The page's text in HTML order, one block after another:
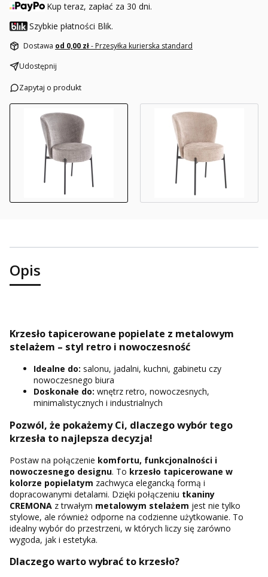
Kup teraz, zapłać za 30 dni.
Szybkie płatności Blik.
Dostawa od 0,00 zł- Przesyłka kurierska standard
Udostępnij
Zapytaj o produkt
Opis
Krzesło tapicerowane popielate z metalowym
stelażem – styl retro i nowoczesność
Idealne do: salonu, jadalni, kuchni, gabinetu czy
nowoczesnego biura
Doskonałe do: wnętrz retro, nowoczesnych,
minimalistycznych i industrialnych
Pozwól, że pokażemy Ci, dlaczego wybór tego
krzesła to najlepsza decyzja!
Postaw na połączenie komfortu, funkcjonalności i
nowoczesnego designu. To krzesło tapicerowane w
kolorze popielatym zachwyca elegancką formą i
dopracowanymi detalami. Dzięki połączeniu tkaniny
CREMONA z trwałym metalowym stelażem jest nie tylko
stylowe, ale również odporne na codzienne użytkowanie. To
idealny wybór do przestrzeni, w których liczy się zarówno
wygoda, jak i estetyka.
Dlaczego warto wybrać to krzesło?